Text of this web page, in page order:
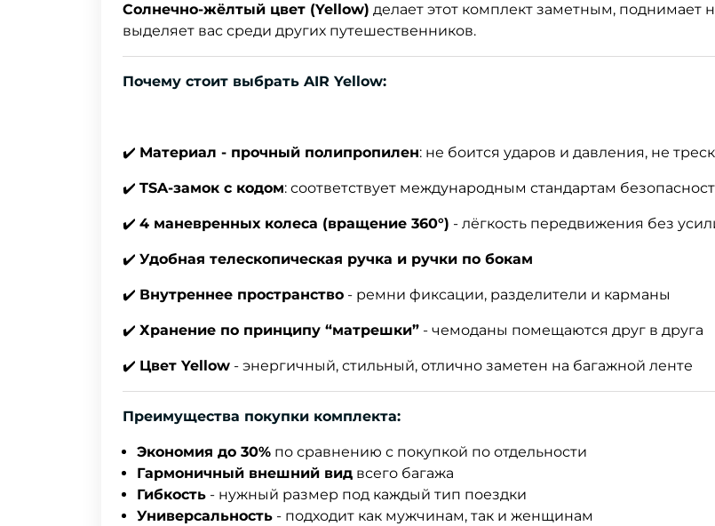
Солнечно-жёлтый цвет (Yellow) делает этот комплект заметным, поднимает
выделяет вас среди других путешественников.
Почему стоит выбрать AIR Yellow:
✔️ Материал - прочный полипропилен: не боится ударов и давления, не
✔️ TSA-замок с кодом: соответствует международным стандартам
✔️ 4 маневренных колеса (вращение 360°) - лёгкость передвижения без
✔️ Удобная телескопическая ручка и ручки по бокам
✔️ Внутреннее пространство - ремни фиксации, разделители и карманы
✔️ Хранение по принципу “матрешки” - чемоданы помещаются друг в друга
✔️ Цвет Yellow - энергичный, стильный, отлично заметен на багажной ленте
Преимущества покупки комплекта:
Экономия до 30% по сравнению с покупкой по отдельности
Гармоничный внешний вид всего багажа
Гибкость - нужный размер под каждый тип поездки
Универсальность - подходит как мужчинам, так и женщинам